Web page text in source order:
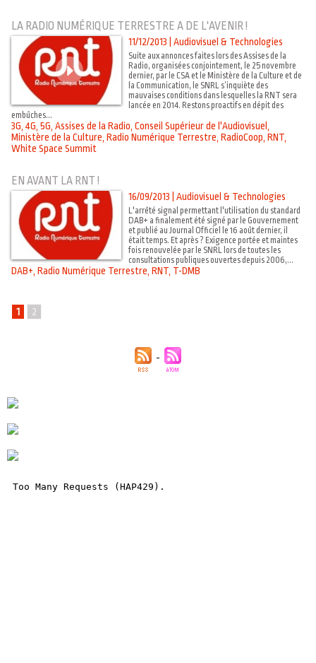
LA RADIO NUMÉRIQUE TERRESTRE A DE L'AVENIR !
11/12/2013 |Audiovisuel & Technologies
Suite aux annonces faites lors des Assises de la
Radio, organisées conjointement, le 25 novembre
dernier, par le CSA et le Ministère de la Culture et de
la Communication, le SNRL s’inquiète des
mauvaises conditions dans lesquelles la RNT sera
lancée en 2014. Restons proactifs en dépit des
embûches...
3G 4G 5G Assises de la Radio Conseil Supérieur de l'Audiovisuel
Ministère de la Culture Radio Numérique Terrestre RadioCoop RNT
White Space Summit
EN AVANT LA RNT !
16/09/2013 |Audiovisuel & Technologies
L'arrêté signal permettant l'utilisation du standard
DAB+ a finalement été signé par le Gouvernement
et publié au Journal Officiel le 16 août dernier, il
était temps. Et après ? Exigence portée et maintes
fois renouvelée par le SNRL lors de toutes les
consultations publiques ouvertes depuis 2006,...
DAB+ Radio Numérique Terrestre RNT T-DMB
1 2